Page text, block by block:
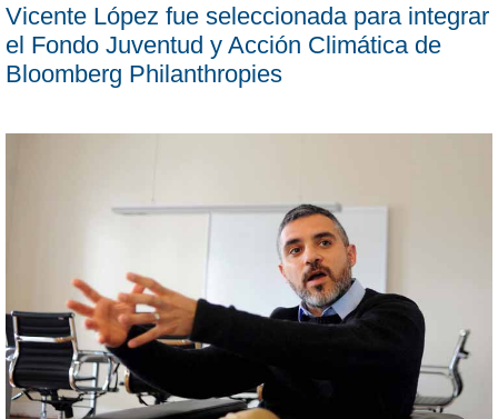
Vicente López fue seleccionada para integrar
el Fondo Juventud y Acción Climática de
Bloomberg Philanthropies